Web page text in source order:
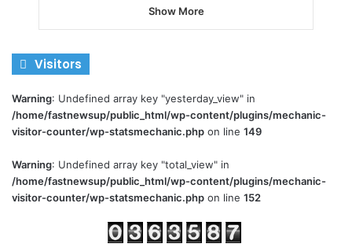
Show More
Visitors
Warning: Undefined array key "yesterday_view" in
/home/fastnewsup/public_html/wp-content/plugins/mechanic-
visitor-counter/wp-statsmechanic.php on line 149
Warning: Undefined array key "total_view" in
/home/fastnewsup/public_html/wp-content/plugins/mechanic-
visitor-counter/wp-statsmechanic.php on line 152